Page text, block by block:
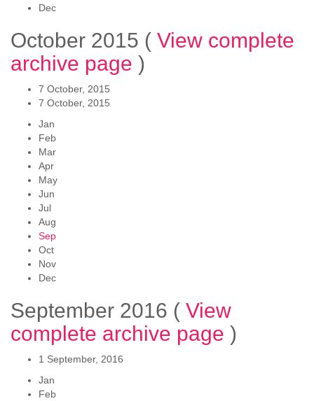
Dec
October 2015 ( View complete
archive page )
7 October, 2015
7 October, 2015
Jan
Feb
Mar
Apr
May
Jun
Jul
Aug
Sep
Oct
Nov
Dec
September 2016 ( View
complete archive page )
1 September, 2016
Jan
Feb